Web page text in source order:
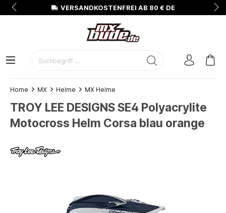
VERSANDKOSTENFREI AB 80 € DE
Home MX Helme MX Helme
TROY LEE DESIGNS SE4 Polyacrylite
Motocross Helm Corsa blau orange